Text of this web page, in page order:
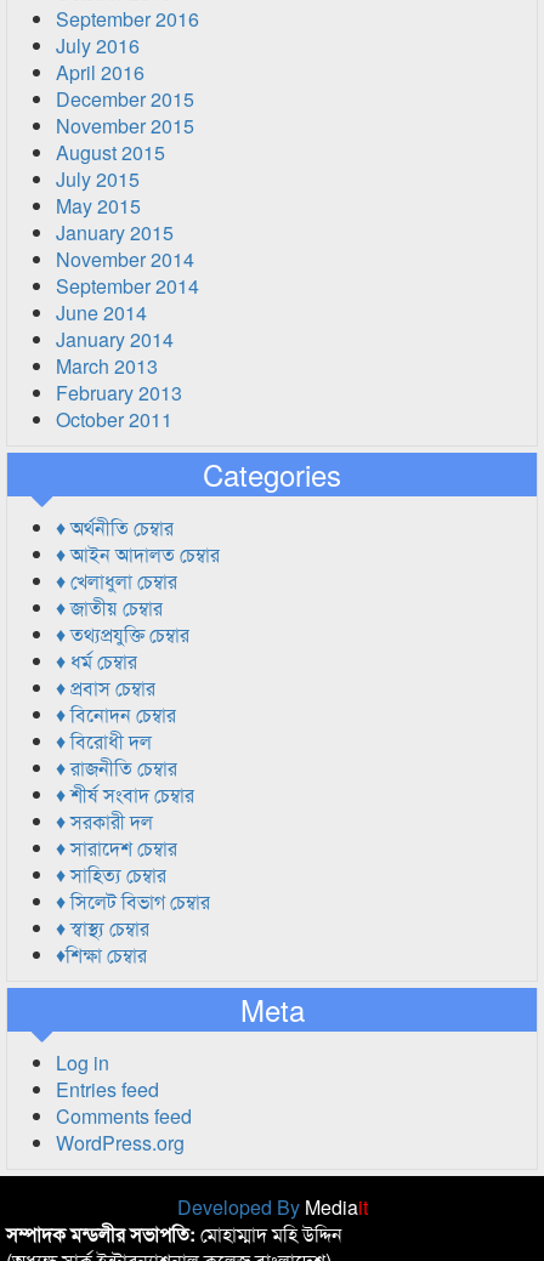
September 2016
July 2016
April 2016
December 2015
November 2015
August 2015
July 2015
May 2015
January 2015
November 2014
September 2014
June 2014
January 2014
March 2013
February 2013
October 2011
Categories
♦ অর্থনীতি চেম্বার
♦ আইন আদালত চেম্বার
♦ খেলাধুলা চেম্বার
♦ জাতীয় চেম্বার
♦ তথ্যপ্রযুক্তি চেম্বার
♦ ধর্ম চেম্বার
♦ প্রবাস চেম্বার
♦ বিনোদন চেম্বার
♦ বিরোধী দল
♦ রাজনীতি চেম্বার
♦ শীর্ষ সংবাদ চেম্বার
♦ সরকারী দল
♦ সারাদেশ চেম্বার
♦ সাহিত্য চেম্বার
♦ সিলেট বিভাগ চেম্বার
♦ স্বাস্থ্য চেম্বার
♦শিক্ষা চেম্বার
Meta
Log in
Entries feed
Comments feed
WordPress.org
Developed By Mediait
সম্পাদক মন্ডলীর সভাপতি: মোহাম্মাদ মহি উদ্দিন